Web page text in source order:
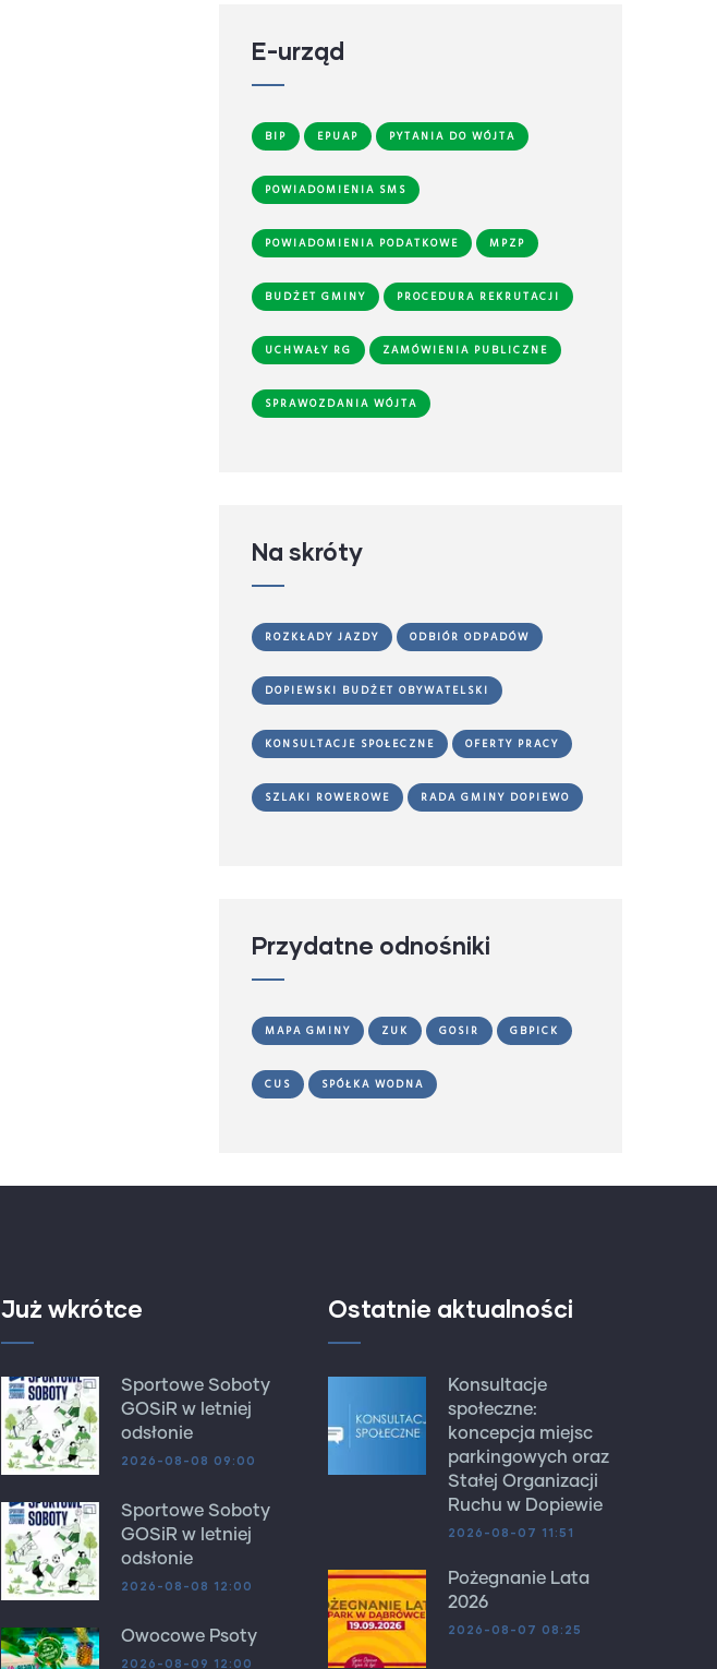
E-urząd
BIP EPUAP PYTANIA DO WÓJTA
POWIADOMIENIA SMS
POWIADOMIENIA PODATKOWE MPZP
BUDŻET GMINY PROCEDURA REKRUTACJI
UCHWAŁY RG ZAMÓWIENIA PUBLICZNE
SPRAWOZDANIA WÓJTA
Na skróty
ROZKŁADY JAZDY ODBIÓR ODPADÓW
DOPIEWSKI BUDŻET OBYWATELSKI
KONSULTACJE SPOŁECZNE OFERTY PRACY
SZLAKI ROWEROWE RADA GMINY DOPIEWO
Przydatne odnośniki
MAPA GMINY ZUK GOSIR GBPICK
CUS SPÓŁKA WODNA
Już wkrótce
Sportowe Soboty
GOSiR w letniej
odsłonie
2026-08-08 09:00
Sportowe Soboty
GOSiR w letniej
odsłonie
2026-08-08 12:00
Owocowe Psoty
2026-08-09 12:00
Ostatnie aktualności
Konsultacje
społeczne:
koncepcja miejsc
parkingowych oraz
Stałej Organizacji
Ruchu w Dopiewie
2026-08-07 11:51
Pożegnanie Lata
2026
2026-08-07 08:25